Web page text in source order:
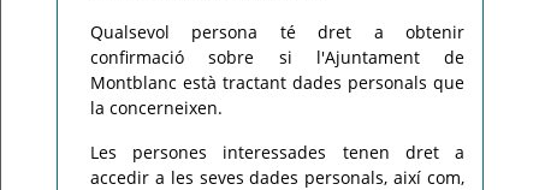
Qualsevol persona té dret a obtenir
confirmació sobre si l'Ajuntament de
Montblanc està tractant dades personals que
la concerneixen.
Les persones interessades tenen dret a
accedir a les seves dades personals, així com,